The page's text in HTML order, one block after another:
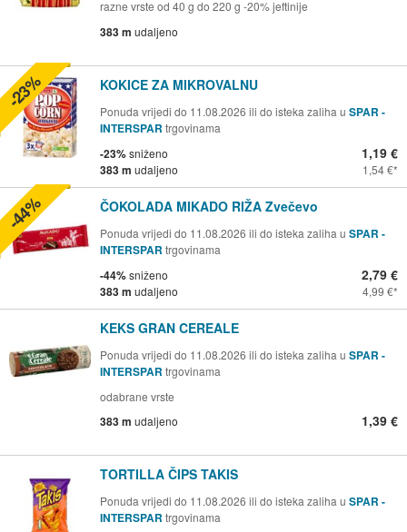
razne vrste od 40 g do 220 g -20% jeftinije
383 m udaljeno
KOKICE ZA MIKROVALNU
Ponuda vrijedi do 11.08.2026 ili do isteka zaliha u SPAR -
INTERSPAR trgovinama
-23%sniženo
383 m udaljeno
1,19 €
1,54 €
-23%
ČOKOLADA MIKADO RIŽA Zvečevo
Ponuda vrijedi do 11.08.2026 ili do isteka zaliha u SPAR -
INTERSPAR trgovinama
-44%sniženo
383 m udaljeno
2,79 €
4,99 €
-44%
KEKS GRAN CEREALE
Ponuda vrijedi do 11.08.2026 ili do isteka zaliha u SPAR -
INTERSPAR trgovinama
odabrane vrste
383 m udaljeno 1,39 €
TORTILLA ČIPS TAKIS
Ponuda vrijedi do 11.08.2026 ili do isteka zaliha u SPAR -
INTERSPAR trgovinama